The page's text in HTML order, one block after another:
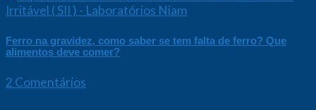
Ferro na gravidez, como saber se tem falta de ferro? Que
alimentos deve comer?
2 Comentários